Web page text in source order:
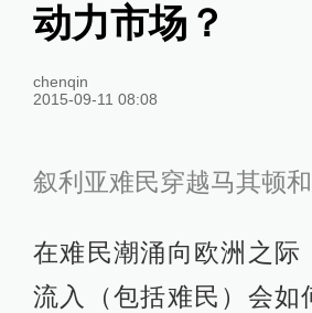
动力市场？
chenqin
2015-09-11 08:08
叙利亚难民穿越马其顿和
在难民潮涌向欧洲之际
流入（包括难民）会如